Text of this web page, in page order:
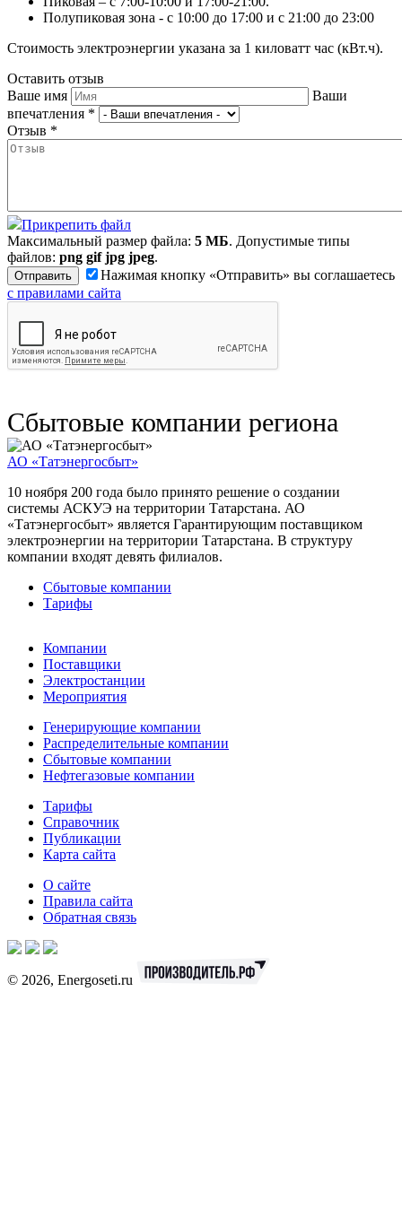
Полупиковая зона - с 10:00 до 17:00 и с 21:00 до 23:00
Стоимость электроэнергии указана за 1 киловатт час (кВт.ч).
Оставить отзыв
Ваше имя
Ваши
впечатления *
Отзыв *
Прикрепить файл
Максимальный размер файла: 5 МБ. Допустимые типы
файлов: png gif jpg jpeg.
Нажимая кнопку «Отправить» вы соглашаетесь
с правилами сайта
Сбытовые компании региона
АО «Татэнергосбыт»
10 ноября 200 года было принято решение о создании
системы АСКУЭ на территории Татарстана. АО
«Татэнергосбыт» является Гарантирующим поставщиком
электроэнергии на территории Татарстана. В структуру
компании входят девять филиалов.
Сбытовые компании
Тарифы
Компании
Поставщики
Электростанции
Мероприятия
Генерирующие компании
Распределительные компании
Сбытовые компании
Нефтегазовые компании
Тарифы
Справочник
Публикации
Карта сайта
О сайте
Правила сайта
Обратная связь
© 2026, Energoseti.ru